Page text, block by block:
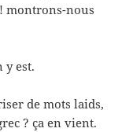
montrons-nous
y est.
de mots laids,
? ça en vient.